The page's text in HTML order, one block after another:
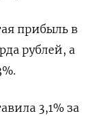
прибыль в
рублей, а
3,1% за